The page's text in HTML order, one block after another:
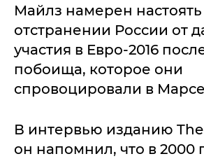
Майлз намерен настоять
отстранении России от
участия в Евро-2016
побоища, которое они
спровоцировали в
В интервью изданию
он напомнил, что в 2000